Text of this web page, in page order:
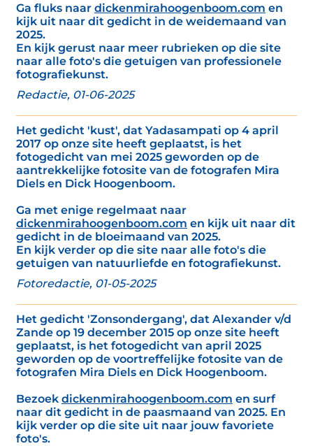
Ga fluks naar dickenmirahoogenboom.com en
kijk uit naar dit gedicht in de weidemaand van
2025.
En kijk gerust naar meer rubrieken op die site
naar alle foto's die getuigen van professionele
fotografiekunst.
Redactie, 01-06-2025
Het gedicht 'kust', dat Yadasampati op 4 april
2017 op onze site heeft geplaatst, is het
fotogedicht van mei 2025 geworden op de
aantrekkelijke fotosite van de fotografen Mira
Diels en Dick Hoogenboom.
Ga met enige regelmaat naar
dickenmirahoogenboom.com en kijk uit naar dit
gedicht in de bloeimaand van 2025.
En kijk verder op die site naar alle foto's die
getuigen van natuurliefde en fotografiekunst.
Fotoredactie, 01-05-2025
Het gedicht 'Zonsondergang', dat Alexander v/d
Zande op 19 december 2015 op onze site heeft
geplaatst, is het fotogedicht van april 2025
geworden op de voortreffelijke fotosite van de
fotografen Mira Diels en Dick Hoogenboom.
Bezoek dickenmirahoogenboom.com en surf
naar dit gedicht in de paasmaand van 2025. En
kijk verder op die site uit naar jouw favoriete
foto's.